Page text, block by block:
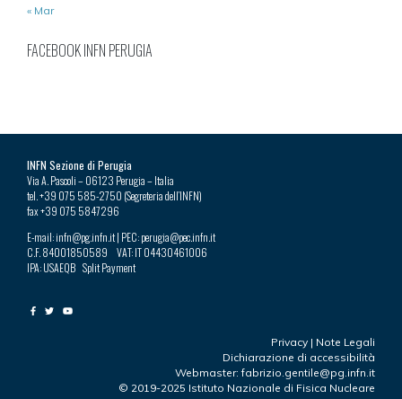
« Mar
FACEBOOK INFN PERUGIA
INFN Sezione di Perugia
Via A. Pascoli – 06123 Perugia – Italia
tel. +39 075 585-2750 (Segreteria dell’INFN)
fax +39 075 5847296
E-mail: infn@pg.infn.it | PEC: perugia@pec.infn.it
C.F. 84001850589 VAT: IT 04430461006
IPA: USAEQB Split Payment
Privacy | Note Legali
Dichiarazione di accessibilità
Webmaster: fabrizio.gentile@pg.infn.it
© 2019-2025 Istituto Nazionale di Fisica Nucleare